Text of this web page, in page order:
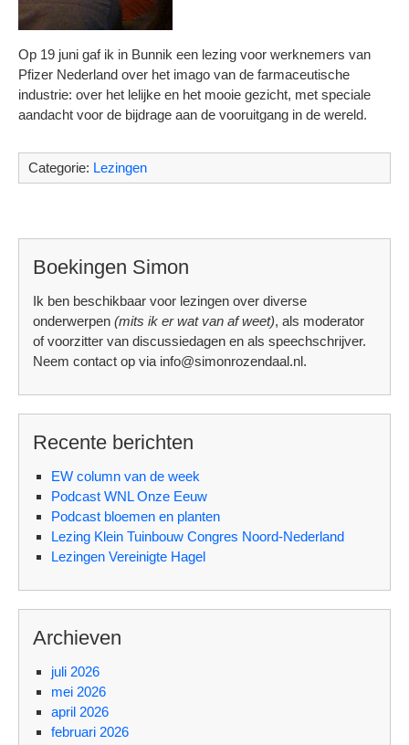
Op 19 juni gaf ik in Bunnik een lezing voor werknemers van
Pfizer Nederland over het imago van de farmaceutische
industrie: over het lelijke en het mooie gezicht, met speciale
aandacht voor de bijdrage aan de vooruitgang in de wereld.
Categorie: Lezingen
Boekingen Simon
Ik ben beschikbaar voor lezingen over diverse
onderwerpen (mits ik er wat van af weet), als moderator
of voorzitter van discussiedagen en als speechschrijver.
Neem contact op via info@simonrozendaal.nl.
Recente berichten
EW column van de week
Podcast WNL Onze Eeuw
Podcast bloemen en planten
Lezing Klein Tuinbouw Congres Noord-Nederland
Lezingen Vereinigte Hagel
Archieven
juli 2026
mei 2026
april 2026
februari 2026